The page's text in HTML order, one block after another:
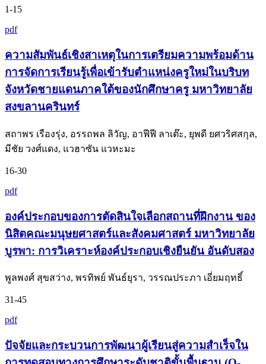
1-15
pdf
ความสัมพันธ์เชิงสาเหตุในการเตรียมความพร้อมด้าน
การจัดการเรียนรู้เพื่อเข้ารับตำแหน่งครูใหม่ในบริบท
จังหวัดชายแดนภาคใต้ของนักศึกษาครู มหาวิทยาลัย
สงขลานครินทร์
สถาพร เรืองรุ่ง, อรรถพล ลิวัญ, อาฟีฟี ลาเต๊ะ, ยุพดี ยศวริศสกุล,
มีชัย วงศ์แดง, แวฮาซัน แวหะมะ
16-30
pdf
องค์ประกอบของการตัดสินใจเลือกสถานที่ฝึกงาน ของ
นิสิตคณะมนุษยศาสตร์และสังคมศาสตร์ มหาวิทยาลัย
บูรพา: การวิเคราะห์องค์ประกอบเชิงยืนยัน อันดับสอง
พูลพงศ์ สุขสว่าง, พรทิพย์ พันธ์ยุรา, วรรณประภา เอี่ยมฤทธิ์
31-45
pdf
ปัจจัยและกระบวนการพัฒนาผู้เรียนสู่ความสำเร็จใน